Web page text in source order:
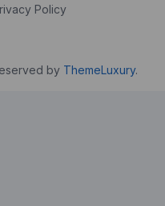
Policy
by ThemeLuxury.